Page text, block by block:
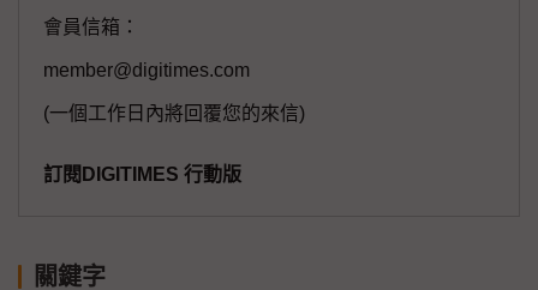
會員信箱：
member@digitimes.com
(一個工作日內將回覆您的來信)
訂閱DIGITIMES 行動版
關鍵字